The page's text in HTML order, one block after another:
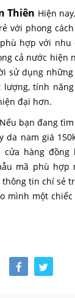
Thiên Hiện
với phong
hợp với nhu
cả nước hiện
sử dụng
tính
đại hơn.
Nếu bạn đang
da nam giá
cửa hàng
mã phù hợp
tin chí sẻ
mình một